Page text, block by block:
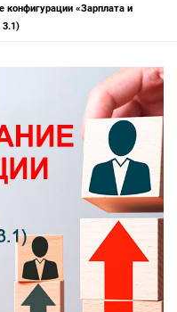
конфигурации «Зарплата и
3.1)